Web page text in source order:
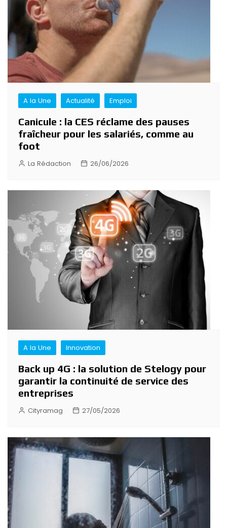
A la Une Actualité Emploi
Canicule : la CES réclame des pauses
fraîcheur pour les salariés, comme au
foot
La Rédaction 26/06/2026
A la Une Innovation
Back up 4G : la solution de Stelogy pour
garantir la continuité de service des
entreprises
Cityramag 27/05/2026